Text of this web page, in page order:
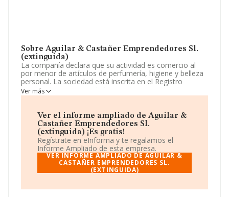
Sobre Aguilar & Castañer Emprendedores Sl.
(extinguida)
La compañía declara que su actividad es comercio al
por menor de artículos de perfumería, higiene y belleza
personal. La sociedad está inscrita en el Registro
Mercantil como Sociedad Limitada. Su actividad CNAE
es 'Comercio al por menor de productos cosméticos e
código 4775. La empresa no tiene actividad en
mercados exteriores.
La sociedad españolaAguilar & Castañer
Emprendedores S.L. (extinguida), CIF B87625877,
está situada en Calle Fresnos núm. 6, (28223), en el
municipio de Pozuelo De Alarcón, Madrid.
sobre 7.415 compañías, a nivel nacional la facturación
Ver más
Ver el informe ampliado de Aguilar &
Castañer Emprendedores Sl.
(extinguida) ¡Es gratis!
Regístrate en eInforma y te regalamos el
Informe Ampliado de esta empresa.
VER INFORME AMPLIADO DE AGUILAR &
CASTAÑER EMPRENDEDORES SL.
(EXTINGUIDA)